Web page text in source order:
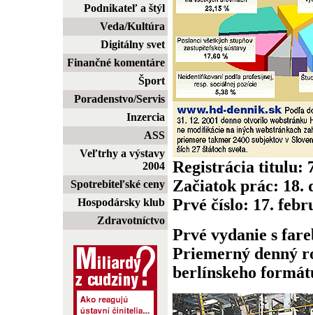
Podnikateľ a štýl
Veda/Kultúra
Digitálny svet
Finančné komentáre
Šport
Poradenstvo/Servis
Inzercia
ASS
Veľtrhy a výstavy
2004
Spotrebiteľské ceny
Hospodársky klub
Zdravotníctvo
Registrácia titulu:
Začiatok prác: 18.
Prvé číslo: 17.
Prvé vydanie s
Priemerný denný
berlínskeho